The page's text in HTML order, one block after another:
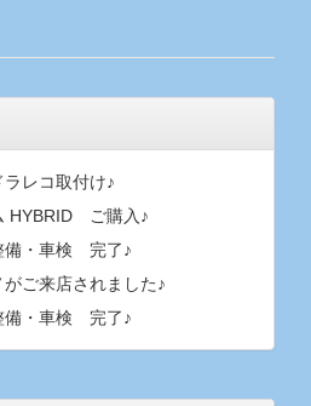
レコ取付け♪
HYBRID ご購入♪
備・車検 完了♪
ご来店されました♪
・車検 完了♪